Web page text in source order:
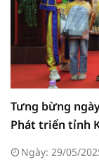
Tưng bừng
Phát triển tỉnh
Ngày: 29/05/